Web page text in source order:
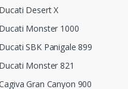
Ducati Desert X
Ducati Monster 1000
Ducati SBK Panigale 899
Ducati Monster 821
Gran Canyon 900